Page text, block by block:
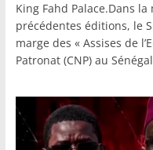
King Fahd Palace.Dans
précédentes éditions, le
marge des « Assises de
Patronat (CNP) au